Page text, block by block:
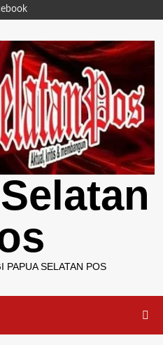
PAPUA SELATAN POS